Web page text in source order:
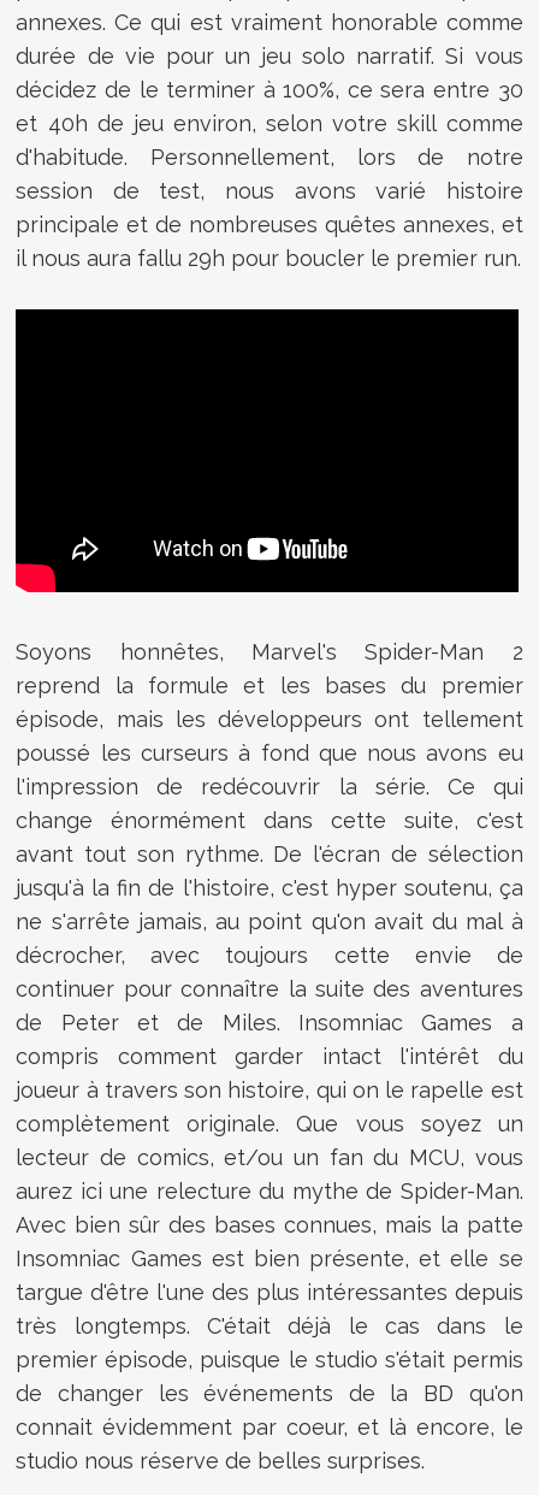
annexes. Ce qui est vraiment honorable comme
durée de vie pour un jeu solo narratif. Si vous
décidez de le terminer à 100%, ce sera entre 30
et 40h de jeu environ, selon votre skill comme
d'habitude. Personnellement, lors de notre
session de test, nous avons varié histoire
principale et de nombreuses quêtes annexes, et
il nous aura fallu 29h pour boucler le premier run.
Soyons honnêtes, Marvel's Spider-Man 2
reprend la formule et les bases du premier
épisode, mais les développeurs ont tellement
poussé les curseurs à fond que nous avons eu
l'impression de redécouvrir la série. Ce qui
change énormément dans cette suite, c'est
avant tout son rythme. De l'écran de sélection
jusqu'à la fin de l'histoire, c'est hyper soutenu, ça
ne s'arrête jamais, au point qu'on avait du mal à
décrocher, avec toujours cette envie de
continuer pour connaître la suite des aventures
de Peter et de Miles. Insomniac Games a
compris comment garder intact l'intérêt du
joueur à travers son histoire, qui on le rapelle est
complètement originale. Que vous soyez un
lecteur de comics, et/ou un fan du MCU, vous
aurez ici une relecture du mythe de Spider-Man.
Avec bien sûr des bases connues, mais la patte
Insomniac Games est bien présente, et elle se
targue d'être l'une des plus intéressantes depuis
très longtemps. C'était déjà le cas dans le
premier épisode, puisque le studio s'était permis
de changer les événements de la BD qu'on
connait évidemment par coeur, et là encore, le
studio nous réserve de belles surprises.